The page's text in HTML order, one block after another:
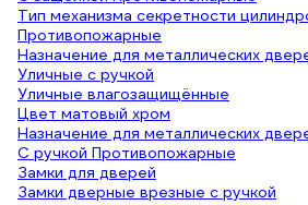
Тип механизма секретности
Противопожарные
Назначение для металлических
Уличные с ручкой
Уличные влагозащищённые
Цвет матовый хром
Назначение для металлических
С ручкой Противопожарные
Замки для дверей
Замки дверные врезные с ручкой